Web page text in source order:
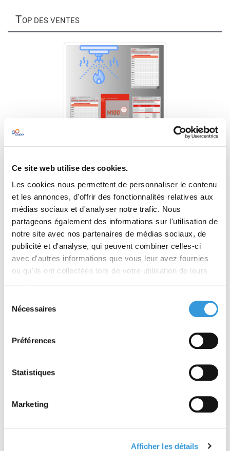
Ce site web utilise des cookies.
Les cookies nous permettent de personnaliser le contenu
et les annonces, d'offrir des fonctionnalités relatives aux
médias sociaux et d'analyser notre trafic. Nous
partageons également des informations sur l'utilisation de
notre site avec nos partenaires de médias sociaux, de
publicité et d'analyse, qui peuvent combiner celles-ci
avec d'autres informations que vous leur avez fournies
ou qu'ils ont collectées lors de votre utilisation de leurs
Nécessaires
Préférences
Statistiques
Marketing
Afficher les détails
TOP DES VENTES
Tarif préférentiel